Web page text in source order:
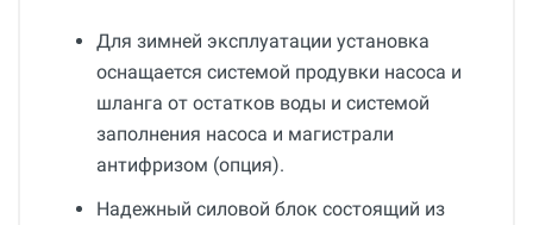
Для зимней эксплуатации установка
оснащается системой продувки насоса и
шланга от остатков воды и системой
заполнения насоса и магистрали
антифризом (опция).
Надежный силовой блок состоящий из